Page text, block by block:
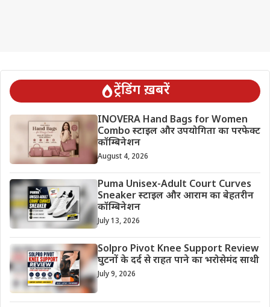
ट्रेंडिंग ख़बरें
INOVERA Hand Bags for Women
Combo स्टाइल और उपयोगिता का परफेक्ट
कॉम्बिनेशन
August 4, 2026
Puma Unisex-Adult Court Curves
Sneaker स्टाइल और आराम का बेहतरीन
कॉम्बिनेशन
July 13, 2026
Solpro Pivot Knee Support Review
घुटनों के दर्द से राहत पाने का भरोसेमंद साथी
July 9, 2026